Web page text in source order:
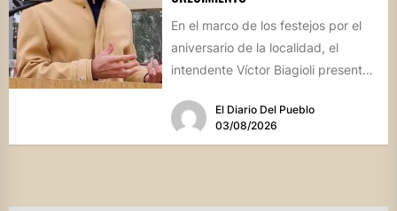
En el marco de los festejos por el
aniversario de la localidad, el
intendente Víctor Biagioli presentó
El Diario Del Pueblo
03/08/2026